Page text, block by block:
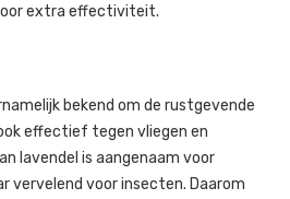
extra effectiviteit.
bekend om de rustgevende
effectief tegen vliegen en
lavendel is aangenaam voor
vervelend voor insecten. Daarom